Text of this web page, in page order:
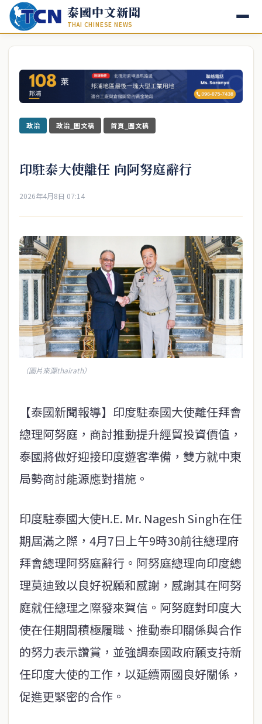
泰國中文新聞
THAI CHINESE NEWS
政治 政治_圖文稿 首頁_圖文稿
印駐泰大使離任 向阿努庭辭行
2026年4月8日 07:14
（圖片來源thairath）
【泰國新聞報導】印度駐泰國大使離任拜會
總理阿努庭，商討推動提升經貿投資價值，
泰國將做好迎接印度遊客準備，雙方就中東
局勢商討能源應對措施。
印度駐泰國大使H.E. Mr. Nagesh Singh在任
期屆滿之際，4月7日上午9時30前往總理府
拜會總理阿努庭辭行。阿努庭總理向印度總
理莫迪致以良好祝願和感謝，感謝其在阿努
庭就任總理之際發來賀信。阿努庭對印度大
使在任期間積極履職、推動泰印關係與合作
的努力表示讚賞，並強調泰國政府願支持新
任印度大使的工作，以延續兩國良好關係，
促進更緊密的合作。